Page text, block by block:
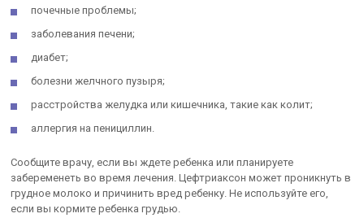
почечные проблемы;
заболевания печени;
диабет;
болезни желчного пузыря;
расстройства желудка или кишечника, такие как колит;
аллергия на пенициллин.
Сообщите врачу, если вы ждете ребенка или планируете
забеременеть во время лечения. Цефтриаксон может проникнуть в
грудное молоко и причинить вред ребенку. Не используйте его,
если вы кормите ребенка грудью.